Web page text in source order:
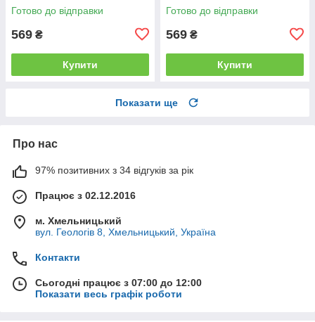
Готово до відправки
569 ₴
Купити
Готово до відправки
569 ₴
Купити
Показати ще
Про нас
97% позитивних з 34 відгуків за рік
Працює з 02.12.2016
м. Хмельницький
вул. Геологів 8, Хмельницький, Україна
Контакти
Сьогодні працює з 07:00 до 12:00
Показати весь графік роботи